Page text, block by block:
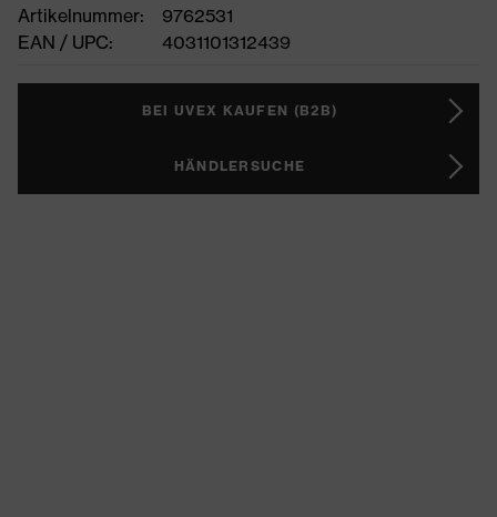
Artikelnummer:
9762531
EAN / UPC:
4031101312439
BEI UVEX KAUFEN (B2B)
HÄNDLERSUCHE